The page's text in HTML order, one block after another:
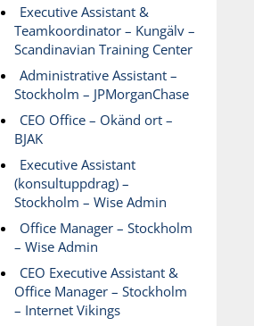
Executive Assistant &
Teamkoordinator – Kungälv –
Scandinavian Training Center
Administrative Assistant –
Stockholm – JPMorganChase
CEO Office – Okänd ort –
BJAK
Executive Assistant
(konsultuppdrag) –
Stockholm – Wise Admin
Office Manager – Stockholm
– Wise Admin
CEO Executive Assistant &
Office Manager – Stockholm
– Internet Vikings